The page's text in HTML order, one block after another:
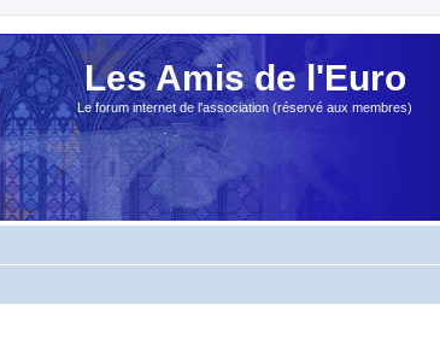
Les Amis de l'Euro
Le forum internet de l'association (réservé aux membres)